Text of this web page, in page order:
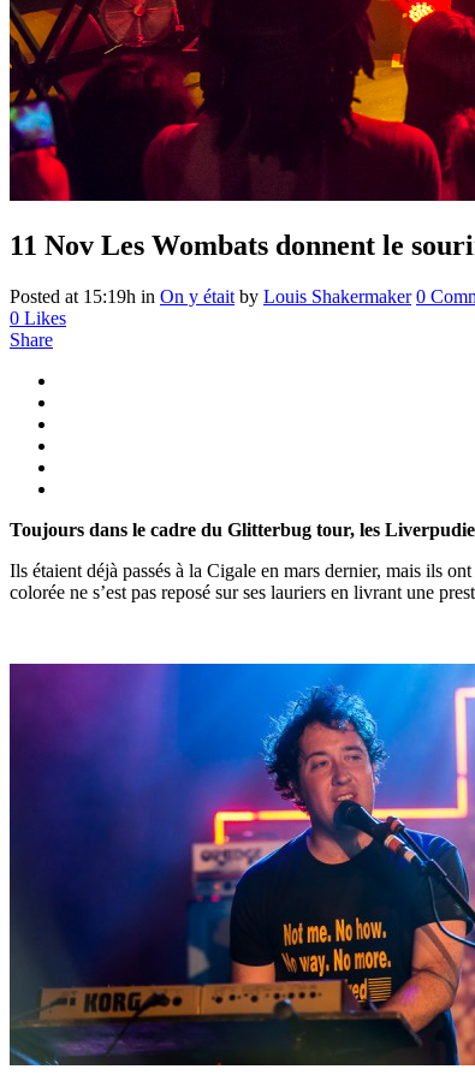
11 Nov Les Wombats donnent le
Posted at 15:19h in On y était by Louis Shakermaker 0
0 Likes
Share
Toujours dans le cadre du Glitterbug tour, les
Ils étaient déjà passés à la Cigale en mars dernier, mais ils
colorée ne s’est pas reposé sur ses lauriers en livrant une